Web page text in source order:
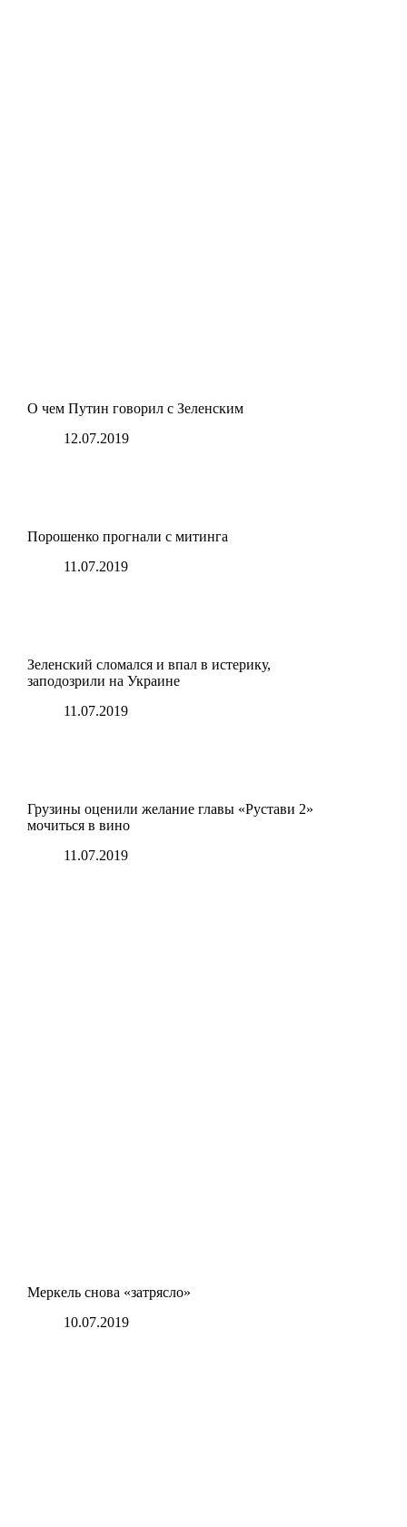
О чем Путин говорил с Зеленским
12.07.2019
Порошенко прогнали с митинга
11.07.2019
Зеленский сломался и впал в истерику,
заподозрили на Украине
11.07.2019
Грузины оценили желание главы «Рустави 2»
мочиться в вино
11.07.2019
Меркель снова «затрясло»
10.07.2019